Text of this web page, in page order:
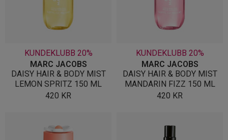
KUNDEKLUBB 20%
MARC JACOBS
DAISY HAIR & BODY MIST
LEMON SPRITZ 150 ML
420 KR
KUNDEKLUBB 20%
MARC JACOBS
DAISY HAIR & BODY MIST
MANDARIN FIZZ 150 ML
420 KR